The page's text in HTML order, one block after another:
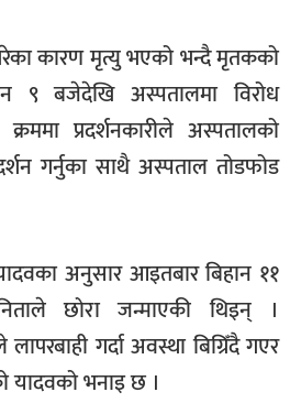
कारण मृत्यु भएको भन्दै मृतकको
९ बजेदेखि अस्पतालमा विरोध
प्रदर्शनकारीले अस्पतालको
गर्नुका साथै अस्पताल तोडफोड
अनुसार आइतबार बिहान ११
छोरा जन्माएकी थिइन् ।
गर्दा अवस्था बिग्रिँदै गएर
यादवको भनाइ छ ।